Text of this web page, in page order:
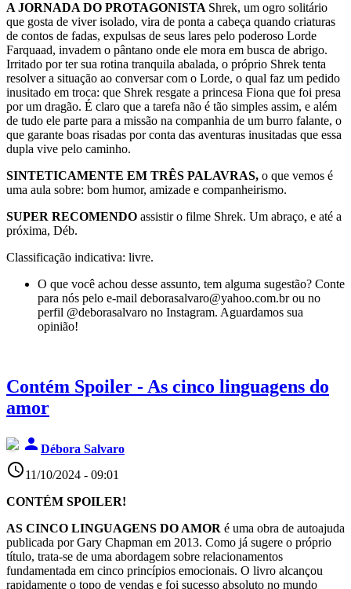
A JORNADA DO PROTAGONISTA Shrek, um ogro solitário
que gosta de viver isolado, vira de ponta a cabeça quando criaturas
de contos de fadas, expulsas de seus lares pelo poderoso Lorde
Farquaad, invadem o pântano onde ele mora em busca de abrigo.
Irritado por ter sua rotina tranquila abalada, o próprio Shrek tenta
resolver a situação ao conversar com o Lorde, o qual faz um pedido
inusitado em troca: que Shrek resgate a princesa Fiona que foi presa
por um dragão. É claro que a tarefa não é tão simples assim, e além
de tudo ele parte para a missão na companhia de um burro falante, o
que garante boas risadas por conta das aventuras inusitadas que essa
dupla vive pelo caminho.
SINTETICAMENTE EM TRÊS PALAVRAS, o que vemos é
uma aula sobre: bom humor, amizade e companheirismo.
SUPER RECOMENDO assistir o filme Shrek. Um abraço, e até a
próxima, Déb.
Classificação indicativa: livre.
O que você achou desse assunto, tem alguma sugestão? Conte
para nós pelo e-mail deborasalvaro@yahoo.com.br ou no
perfil @deborasalvaro no Instagram. Aguardamos sua
opinião!
Contém Spoiler - As cinco linguagens do
amor
person Débora Salvaro
access_time11/10/2024 - 09:01
CONTÉM SPOILER!
AS CINCO LINGUAGENS DO AMOR é uma obra de autoajuda
publicada por Gary Chapman em 2013. Como já sugere o próprio
título, trata-se de uma abordagem sobre relacionamentos
fundamentada em cinco princípios emocionais. O livro alcançou
rapidamente o topo de vendas e foi sucesso absoluto no mundo